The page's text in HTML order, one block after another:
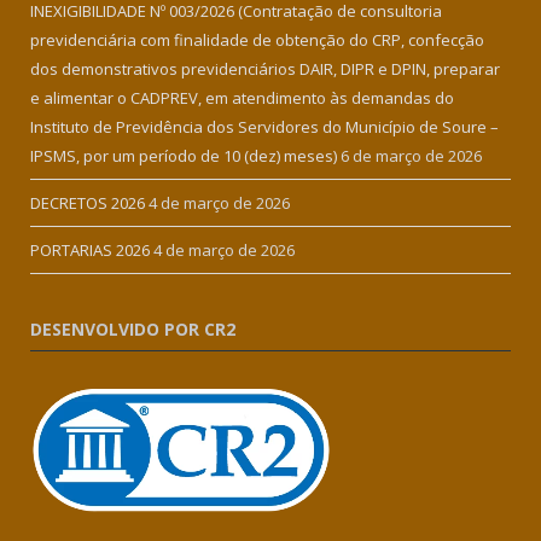
INEXIGIBILIDADE Nº 003/2026 (Contratação de consultoria
previdenciária com finalidade de obtenção do CRP, confecção
dos demonstrativos previdenciários DAIR, DIPR e DPIN, preparar
e alimentar o CADPREV, em atendimento às demandas do
Instituto de Previdência dos Servidores do Município de Soure –
IPSMS, por um período de 10 (dez) meses) 6 de março de 2026
DECRETOS 20264 de março de 2026
PORTARIAS 20264 de março de 2026
DESENVOLVIDO POR CR2